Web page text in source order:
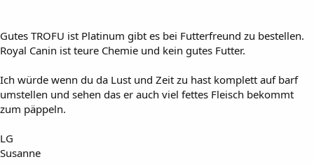
Gutes TROFU ist Platinum gibt es bei Futterfreund zu bestellen.
Royal Canin ist teure Chemie und kein gutes Futter.
Ich würde wenn du da Lust und Zeit zu hast komplett auf barf
umstellen und sehen das er auch viel fettes Fleisch bekommt
zum päppeln.
LG
Susanne